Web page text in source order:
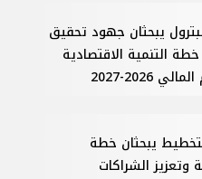
يبحثان جهود تحقيق
التنمية الاقتصادية
2026-2027
يبحثان خطة
وتعزيز الشراكات